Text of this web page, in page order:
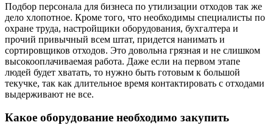
Подбор персонала для бизнеса по утилизации отходов так же
дело хлопотное. Кроме того, что необходимы специалисты по
охране труда, настройщики оборудования, бухгалтера и
прочий привычный всем штат, придется нанимать и
сортировщиков отходов. Это довольна грязная и не слишком
высокооплачиваемая работа. Даже если на первом этапе
людей будет хватать, то нужно быть готовым к большой
текучке, так как длительное время контактировать с отходами
выдерживают не все.
Какое оборудование необходимо закупить